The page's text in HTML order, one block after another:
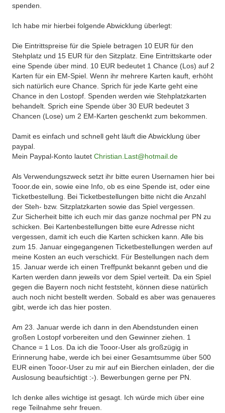
spenden.
Ich habe mir hierbei folgende Abwicklung überlegt:
Die Eintrittspreise für die Spiele betragen 10 EUR für den
Stehplatz und 15 EUR für den Sitzplatz. Eine Eintrittskarte oder
eine Spende über mind. 10 EUR bedeutet 1 Chance (Los) auf 2
Karten für ein EM-Spiel. Wenn ihr mehrere Karten kauft, erhöht
sich natürlich eure Chance. Sprich für jede Karte geht eine
Chance in den Lostopf. Spenden werden wie Stehplatzkarten
behandelt. Sprich eine Spende über 30 EUR bedeutet 3
Chancen (Lose) um 2 EM-Karten geschenkt zum bekommen.
Damit es einfach und schnell geht läuft die Abwicklung über
paypal.
Mein Paypal-Konto lautetChristian.Last@hotmail.de
Als Verwendungszweck setzt ihr bitte euren Usernamen hier bei
Tooor.de ein, sowie eine Info, ob es eine Spende ist, oder eine
Ticketbestellung. Bei Ticketbestellungen bitte nicht die Anzahl
der Steh- bzw. Sitzplatzkarten sowie das Spiel vergessen.
Zur Sicherheit bitte ich euch mir das ganze nochmal per PN zu
schicken. Bei Kartenbestellungen bitte eure Adresse nicht
vergessen, damit ich euch die Karten schicken kann. Alle bis
zum 15. Januar eingegangenen Ticketbestellungen werden auf
meine Kosten an euch verschickt. Für Bestellungen nach dem
15. Januar werde ich einen Treffpunkt bekannt geben und die
Karten werden dann jeweils vor dem Spiel verteilt. Da ein Spiel
gegen die Bayern noch nicht feststeht, können diese natürlich
auch noch nicht bestellt werden. Sobald es aber was genaueres
gibt, werde ich das hier posten.
Am 23. Januar werde ich dann in den Abendstunden einen
großen Lostopf vorbereiten und den Gewinner ziehen. 1
Chance = 1 Los. Da ich die Tooor-User als großzügig in
Erinnerung habe, werde ich bei einer Gesamtsumme über 500
EUR einen Tooor-User zu mir auf ein Bierchen einladen, der die
Auslosung beaufsichtigt :-). Bewerbungen gerne per PN.
Ich denke alles wichtige ist gesagt. Ich würde mich über eine
rege Teilnahme sehr freuen.